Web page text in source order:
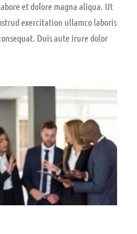
et dolore magna aliqua. Ut
exercitation ullamco laboris
Duis aute irure dolor